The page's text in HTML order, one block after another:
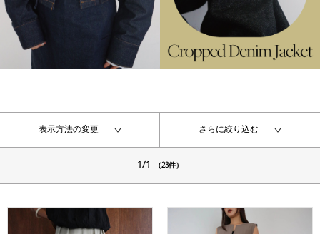
表示方法の変更 さらに絞り込む
1/1 （23件）